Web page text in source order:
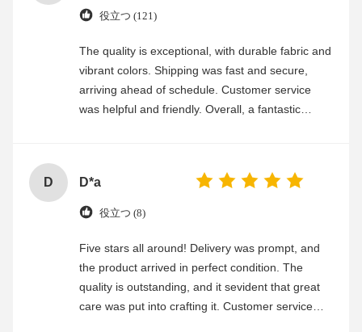
役立つ (121)
The quality is exceptional, with durable fabric and
vibrant colors. Shipping was fast and secure,
arriving ahead of schedule. Customer service
was helpful and friendly. Overall, a fantastic
D D*a
役立つ (8)
Five stars all around! Delivery was prompt, and
the product arrived in perfect condition. The
quality is outstanding, and it sevident that great
care was put into crafting it. Customer service